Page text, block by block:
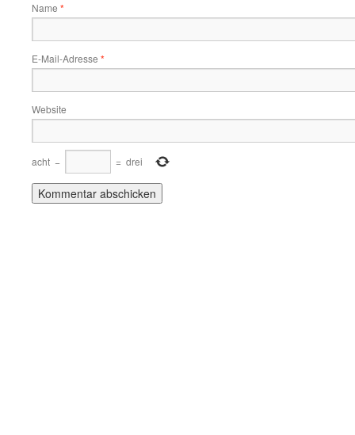
Name *
E-Mail-Adresse *
Website
acht − = drei